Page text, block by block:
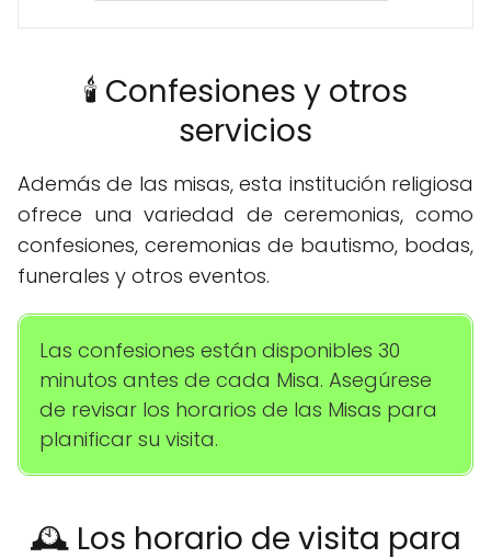
🕯️ Confesiones y otros
servicios
Además de las misas, esta institución religiosa
ofrece una variedad de ceremonias, como
confesiones, ceremonias de bautismo, bodas,
funerales y otros eventos.
Las confesiones están disponibles 30
minutos antes de cada Misa. Asegúrese
de revisar los horarios de las Misas para
planificar su visita.
🕰️ Los horario de visita para